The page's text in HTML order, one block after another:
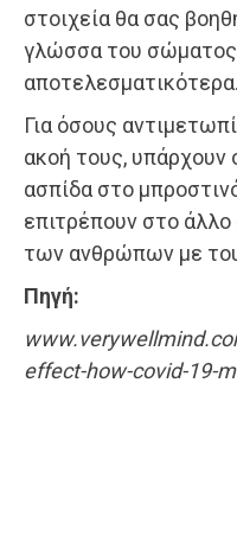
στοιχεία θα σας
γλώσσα του σώματος
αποτελεσματικότερα.
Για όσους
ακοή τους, υπάρχουν
ασπίδα στο
επιτρέπουν στο άλλο
των ανθρώπων με
Πηγή:
effect-how-covid-19-